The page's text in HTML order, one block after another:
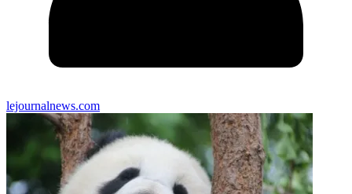
lejournalnews.com